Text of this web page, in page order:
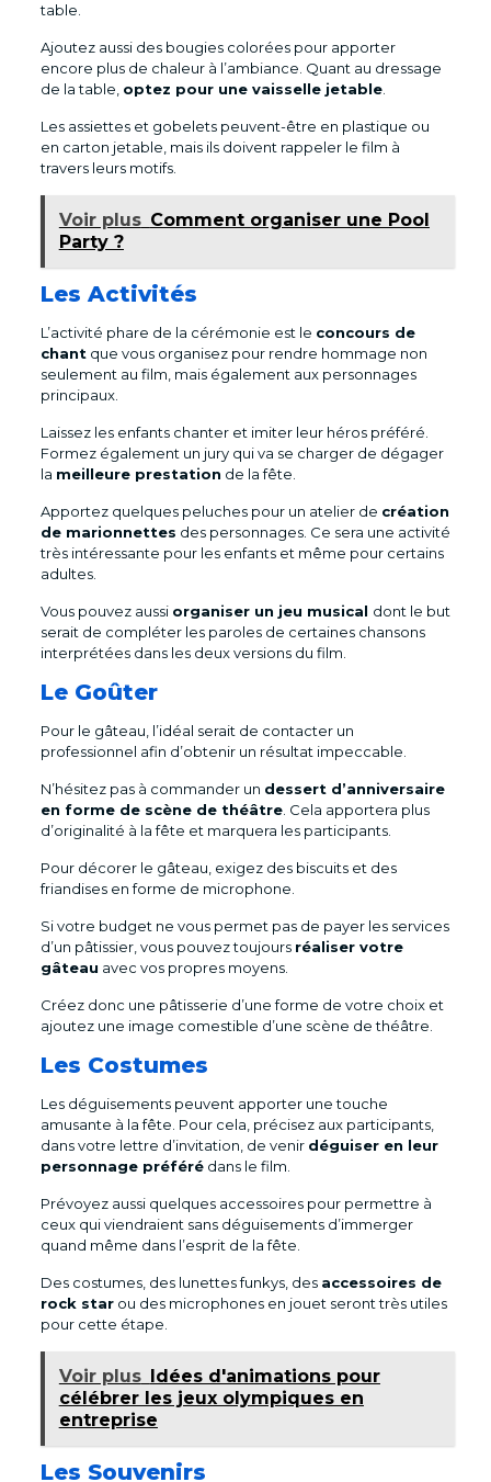
table.
Ajoutez aussi des bougies colorées pour apporter
encore plus de chaleur à l’ambiance. Quant au dressage
de la table, optez pour une vaisselle jetable.
Les assiettes et gobelets peuvent-être en plastique ou
en carton jetable, mais ils doivent rappeler le film à
travers leurs motifs.
Voir plus Comment organiser une Pool
Party ?
Les Activités
L’activité phare de la cérémonie est le concours de
chantque vous organisez pour rendre hommage non
seulement au film, mais également aux personnages
principaux.
Laissez les enfants chanter et imiter leur héros préféré.
Formez également un jury qui va se charger de dégager
la meilleure prestation de la fête.
Apportez quelques peluches pour un atelier de création
de marionnettes des personnages. Ce sera une activité
très intéressante pour les enfants et même pour certains
adultes.
Vous pouvez aussi organiser un jeu musical dont le but
serait de compléter les paroles de certaines chansons
interprétées dans les deux versions du film.
Le Goûter
Pour le gâteau, l’idéal serait de contacter un
professionnel afin d’obtenir un résultat impeccable.
N’hésitez pas à commander un dessert d’anniversaire
en forme de scène de théâtre. Cela apportera plus
d’originalité à la fête et marquera les participants.
Pour décorer le gâteau, exigez des biscuits et des
friandises en forme de microphone.
Si votre budget ne vous permet pas de payer les services
d’un pâtissier, vous pouvez toujours réaliser votre
gâteau avec vos propres moyens.
Créez donc une pâtisserie d’une forme de votre choix et
ajoutez une image comestible d’une scène de théâtre.
Les Costumes
Les déguisements peuvent apporter une touche
amusante à la fête. Pour cela, précisez aux participants,
dans votre lettre d’invitation, de venir déguiser en leur
personnage préférédans le film.
Prévoyez aussi quelques accessoires pour permettre à
ceux qui viendraient sans déguisements d’immerger
quand même dans l’esprit de la fête.
Des costumes, des lunettes funkys, des accessoires de
rock starou des microphones en jouet seront très utiles
pour cette étape.
Voir plus
Idées d'animations pour
célébrer les jeux olympiques en
entreprise
Les Souvenirs